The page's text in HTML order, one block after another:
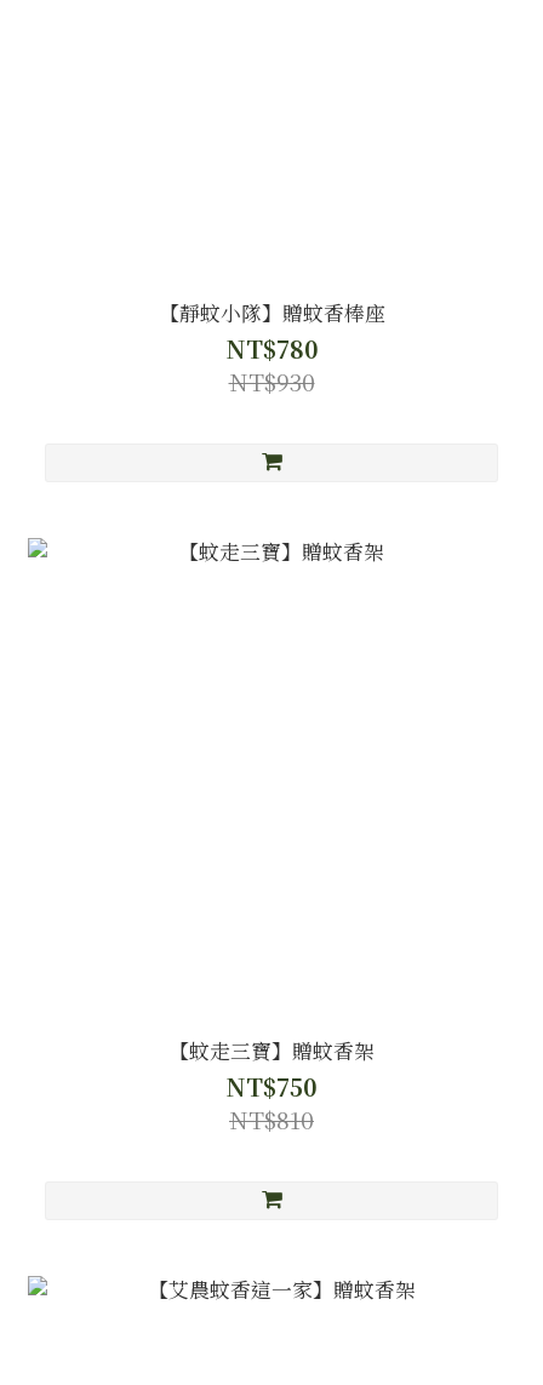
【靜蚊小隊】贈蚊香棒座
NT$780
NT$930
【蚊走三寶】贈蚊香架
NT$750
NT$810